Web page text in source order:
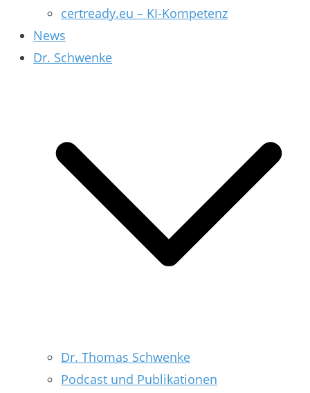
certready.eu – KI-Kompetenz
News
Dr. Schwenke
Dr. Thomas Schwenke
Podcast und Publikationen